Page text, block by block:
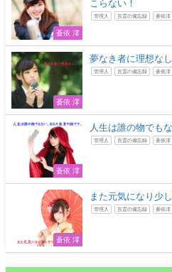
蒼依 澪
こらない！
管理人 言霊の備忘録 蒼依澪
蒼依 澪
夢なき者に理想な
管理人 言霊の備忘録 蒼依澪
蒼依 澪
人生は誰の物でも
管理人 言霊の備忘録 蒼依澪
蒼依 澪
また元気になり少
管理人 言霊の備忘録 蒼依澪